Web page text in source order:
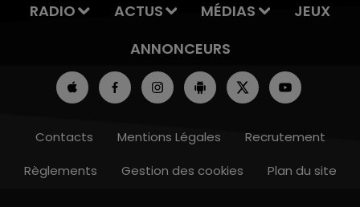
RADIO ACTUS MÉDIAS
JEUX
ANNONCEURS
Contacts Mentions Légales
Recrutement
Règlements
Gestion des cookies Plan du site